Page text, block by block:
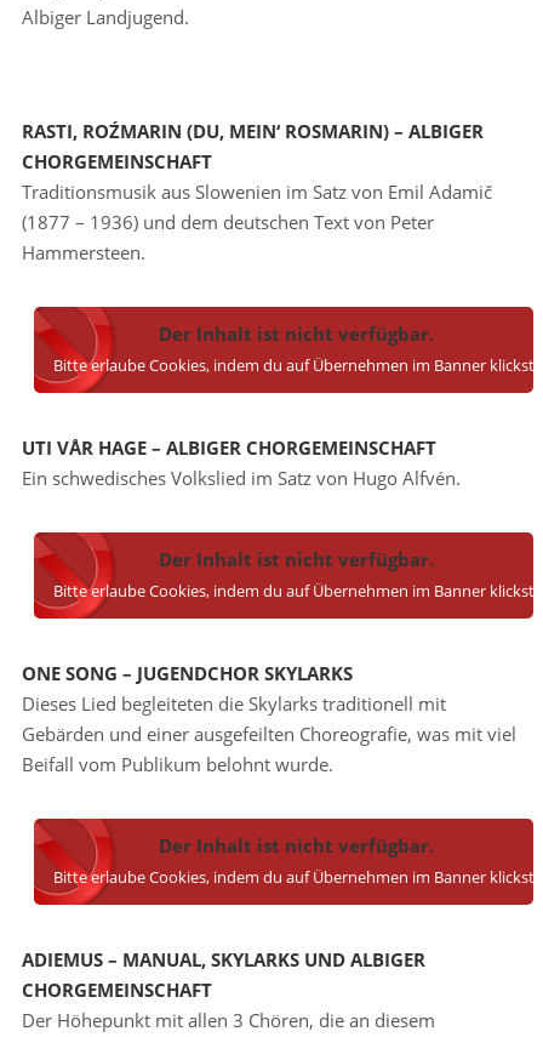
Albiger Landjugend.
RASTI, ROŹMARIN (DU, MEIN‘ ROSMARIN) – ALBIGER
CHORGEMEINSCHAFT
Traditionsmusik aus Slowenien im Satz von Emil Adamič
(1877 – 1936) und dem deutschen Text von Peter
Hammersteen.
Der Inhalt ist nicht verfügbar.
Bitte erlaube Cookies, indem du auf Übernehmen im Banner klickst.
UTI VÅR HAGE – ALBIGER CHORGEMEINSCHAFT
Ein schwedisches Volkslied im Satz von Hugo Alfvén.
Der Inhalt ist nicht verfügbar.
Bitte erlaube Cookies, indem du auf Übernehmen im Banner klickst.
ONE SONG – JUGENDCHOR SKYLARKS
Dieses Lied begleiteten die Skylarks traditionell mit
Gebärden und einer ausgefeilten Choreografie, was mit viel
Beifall vom Publikum belohnt wurde.
Der Inhalt ist nicht verfügbar.
Bitte erlaube Cookies, indem du auf Übernehmen im Banner klickst.
ADIEMUS – MANUAL, SKYLARKS UND ALBIGER
CHORGEMEINSCHAFT
Der Höhepunkt mit allen 3 Chören, die an diesem